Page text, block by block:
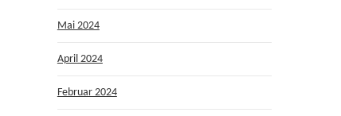
Mai 2024
April 2024
Februar 2024